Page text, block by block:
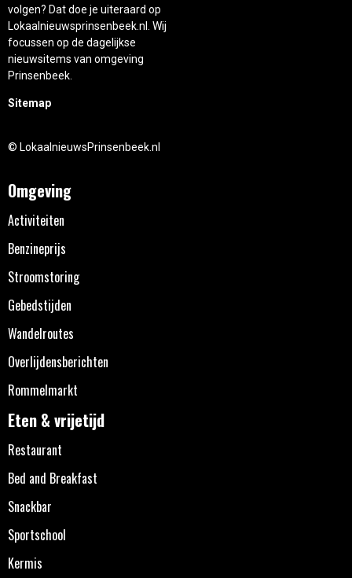
volgen? Dat doe je uiteraard op
Lokaalnieuwsprinsenbeek.nl. Wij
focussen op de dagelijkse
nieuwsitems van omgeving
Prinsenbeek.
Sitemap
© LokaalnieuwsPrinsenbeek.nl
Omgeving
Activiteiten
Benzineprijs
Stroomstoring
Gebedstijden
Wandelroutes
Overlijdensberichten
Rommelmarkt
Eten & vrijetijd
Restaurant
Bed and Breakfast
Snackbar
Sportschool
Kermis